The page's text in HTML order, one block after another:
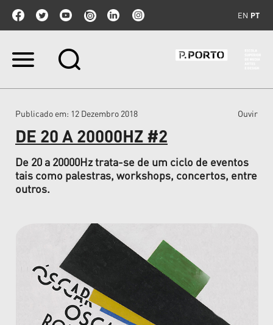
EN PT
Ir
Ir
navegação
Publicado em: 12 Dezembro 2018 Ouvir
DE 20 A 20000HZ #2
De 20 a 20000Hz trata-se de um ciclo de eventos
tais como palestras, workshops, concertos, entre
outros.